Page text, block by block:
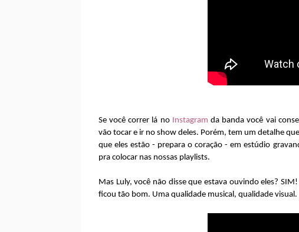
Se você correr lá no Instagram da banda você vai
vão tocar e ir no show deles. Porém, tem um detalhe
que eles estão - prepara o coração - em estúdio
pra colocar nas nossas playlists.
Mas Luly, você não disse que estava ouvindo eles?
ficou tão bom. Uma qualidade musical, qualidade visual.